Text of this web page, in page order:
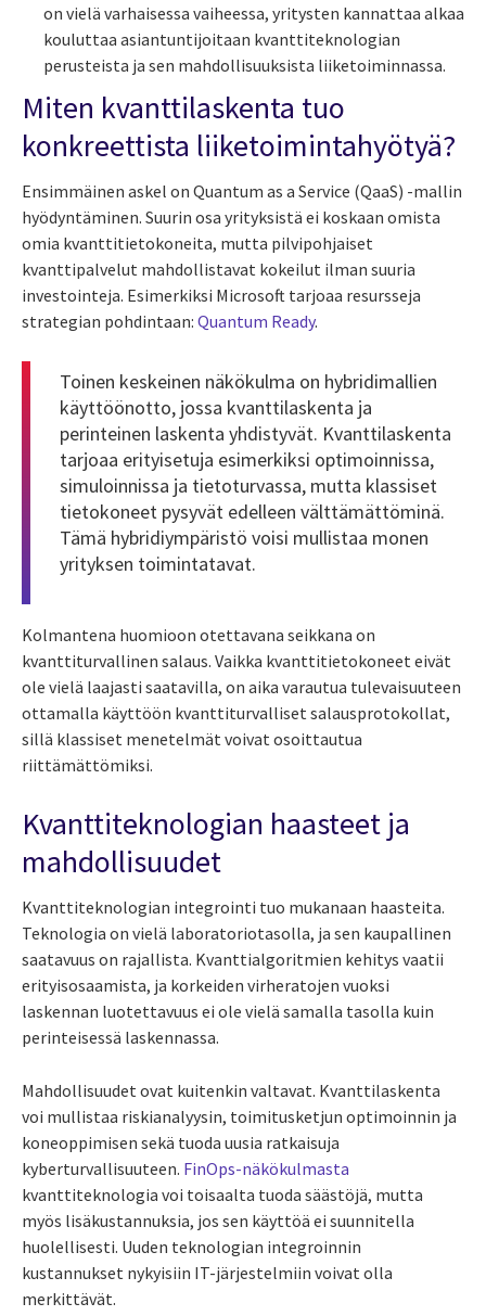
on vielä varhaisessa vaiheessa, yritysten kannattaa alkaa
kouluttaa asiantuntijoitaan kvanttiteknologian
perusteista ja sen mahdollisuuksista liiketoiminnassa.
Miten kvanttilaskenta tuo
konkreettista liiketoimintahyötyä?
Ensimmäinen askel on Quantum as a Service (QaaS) -mallin
hyödyntäminen. Suurin osa yrityksistä ei koskaan omista
omia kvanttitietokoneita, mutta pilvipohjaiset
kvanttipalvelut mahdollistavat kokeilut ilman suuria
investointeja. Esimerkiksi Microsoft tarjoaa resursseja
strategian pohdintaan: Quantum Ready.
Toinen keskeinen näkökulma on hybridimallien
käyttöönotto, jossa kvanttilaskenta ja
perinteinen laskenta yhdistyvät. Kvanttilaskenta
tarjoaa erityisetuja esimerkiksi optimoinnissa,
simuloinnissa ja tietoturvassa, mutta klassiset
tietokoneet pysyvät edelleen välttämättöminä.
Tämä hybridiympäristö voisi mullistaa monen
yrityksen toimintatavat.
Kolmantena huomioon otettavana seikkana on
kvanttiturvallinen salaus. Vaikka kvanttitietokoneet eivät
ole vielä laajasti saatavilla, on aika varautua tulevaisuuteen
ottamalla käyttöön kvanttiturvalliset salausprotokollat,
sillä klassiset menetelmät voivat osoittautua
riittämättömiksi.
Kvanttiteknologian haasteet ja
mahdollisuudet
Kvanttiteknologian integrointi tuo mukanaan haasteita.
Teknologia on vielä laboratoriotasolla, ja sen kaupallinen
saatavuus on rajallista. Kvanttialgoritmien kehitys vaatii
erityisosaamista, ja korkeiden virheratojen vuoksi
laskennan luotettavuus ei ole vielä samalla tasolla kuin
perinteisessä laskennassa.
Mahdollisuudet ovat kuitenkin valtavat. Kvanttilaskenta
voi mullistaa riskianalyysin, toimitusketjun optimoinnin ja
koneoppimisen sekä tuoda uusia ratkaisuja
kyberturvallisuuteen. FinOps-näkökulmasta
kvanttiteknologia voi toisaalta tuoda säästöjä, mutta
myös lisäkustannuksia, jos sen käyttöä ei suunnitella
huolellisesti. Uuden teknologian integroinnin
kustannukset nykyisiin IT-järjestelmiin voivat olla
merkittävät.